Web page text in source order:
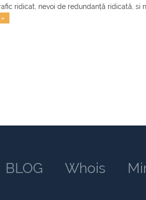
ridicat, nevoi de redundanță ridicată, si
»
BLOG Whois